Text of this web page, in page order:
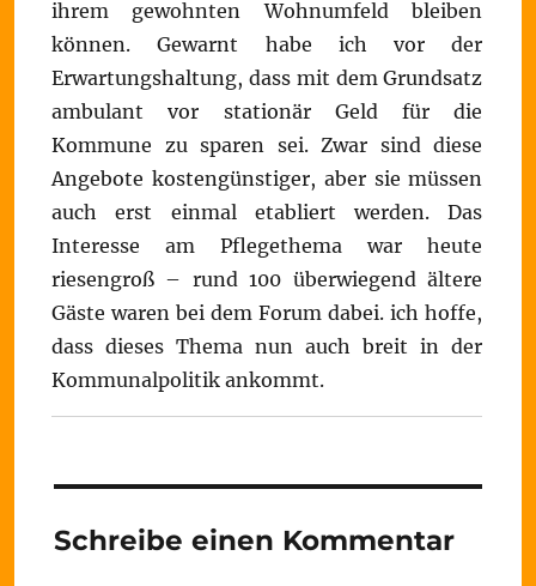
ihrem gewohnten Wohnumfeld bleiben
können. Gewarnt habe ich vor der
Erwartungshaltung, dass mit dem Grundsatz
ambulant vor stationär Geld für die
Kommune zu sparen sei. Zwar sind diese
Angebote kostengünstiger, aber sie müssen
auch erst einmal etabliert werden. Das
Interesse am Pflegethema war heute
riesengroß – rund 100 überwiegend ältere
Gäste waren bei dem Forum dabei. ich hoffe,
dass dieses Thema nun auch breit in der
Kommunalpolitik ankommt.
Schreibe einen Kommentar